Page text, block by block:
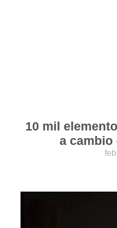
10 mil
a cambio